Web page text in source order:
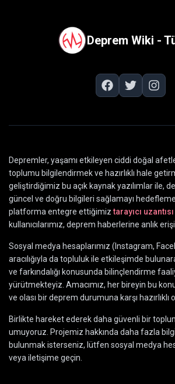
Deprem Wiki -
Depremler, yaşamı etkileyen ciddi doğal
toplumu bilgilendirmek ve hazırlıklı hale
geliştirdiğimiz bu açık kaynak yazılımlar ile,
güncel ve doğru bilgileri sağlamayı
platforma entegre ettiğimiz tarayıcı uzantısı
kullanıcılarımız, deprem haberlerine anlık
Sosyal medya hesaplarımız (Instagram,
aracılığıyla da topluluk ile etkileşimde
ve farkındalığı konusunda bilinçlendirme
yürütmekteyiz. Amacımız, her bireyin bu
ve olası bir deprem durumuna karşı hazırlıklı
Birlikte hareket ederek daha güvenli bir
umuyoruz. Projemiz hakkında daha fazla
bulunmak isterseniz, lütfen sosyal medya
veya iletişime geçin.